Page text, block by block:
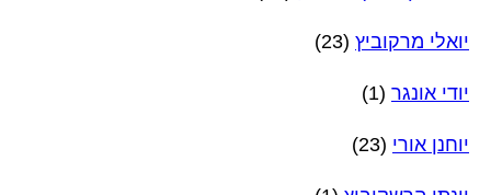
יואלי מרקוביץ (23)
יודי אונגר (1)
יוחנן אורי (23)